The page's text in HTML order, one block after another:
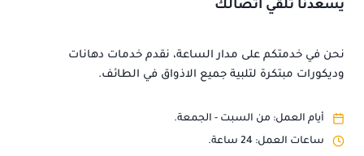
يسعدنا تلقي اتصالك
نحن في خدمتكم على مدار الساعة، نقدم خدمات دهانات
وديكورات مبتكرة لتلبية جميع الاذواق في الطائف.
أيام العمل: من السبت - الجمعة.
ساعات العمل: 24 ساعة.